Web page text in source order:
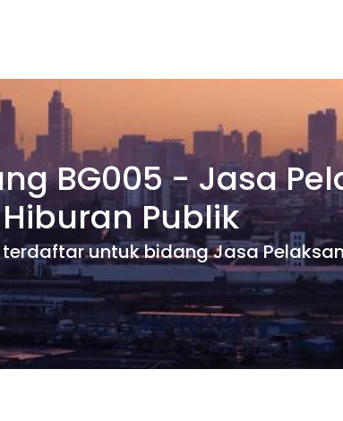
BG005 - Jasa
Publik
untuk bidang Jasa